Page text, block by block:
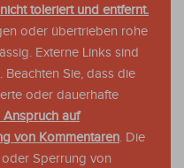
toleriert und entfernt.
oder übertrieben rohe
Externe Links sind
Sie, dass die
oder dauerhafte
Anspruch auf
von Kommentaren. Die
Sperrung von